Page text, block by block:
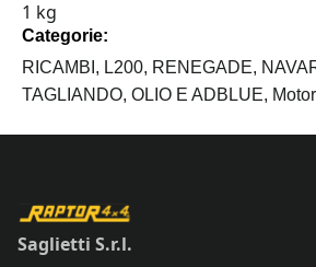
5W30
quantità
1 kg
Categorie:
RICAMBI, L200, RENEGADE,
TAGLIANDO, OLIO E ADBLUE,
Saglietti S.r.l.